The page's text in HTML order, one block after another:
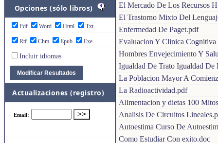
Opciones (sólo libros)
Pdf Word Html Txt
Rtf Chm Epub Exe
Incluir idiomas
Actualizaciones (registro)
El Mercado De Los Recursos
El Trastorno Mixto Del
Enfermedad De Paget.pdf
Evaluacion Y Clinica
Hombres Envejecimiento Y
Igualdad De Trato Igualdad De
La Poblacion Mayor A
La Radioactividad.pdf
Alimentacion y dietas 100
Analisis De Circuitos
Autoestima Curso De
Como Estudiar Con exito.doc